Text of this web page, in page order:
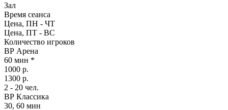
Зал
Время сеанса
Цена, ПН - ЧТ
Цена, ПТ - ВС
Количество игроков
ВР Арена
60 мин *
1000 р.
1300 р.
2 - 20 чел.
ВР Классика
30, 60 мин